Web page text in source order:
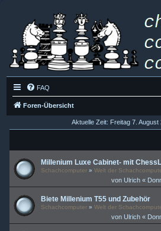
FAQ
Foren-Übersicht
Aktuelle Zeit: Freitag 7. August
Millenium Luxe Cabinet- mit
Schachcomputer » Welt der
vonUlrich «
Biete Millenium T55 und Zubehör
Schachcomputer » Welt der
vonUlrich «